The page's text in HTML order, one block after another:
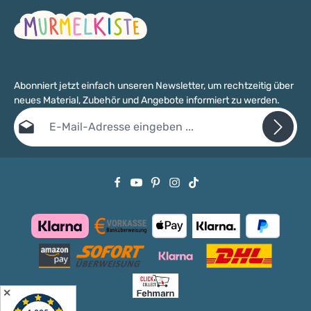
Abonniert jetzt einfach unseren Newsletter, um rechtzeitig über
neues Material, Zubehör und Angebote informiert zu werden.
E-Mail-Adresse*
Datenschutzbestimmungenzur Kenntnis genommen
✕